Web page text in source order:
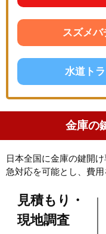
スズメ
水道ト
金庫の
日本全国に金庫の鍵開
急対応を可能とし、費用
見積もり・
現地調査